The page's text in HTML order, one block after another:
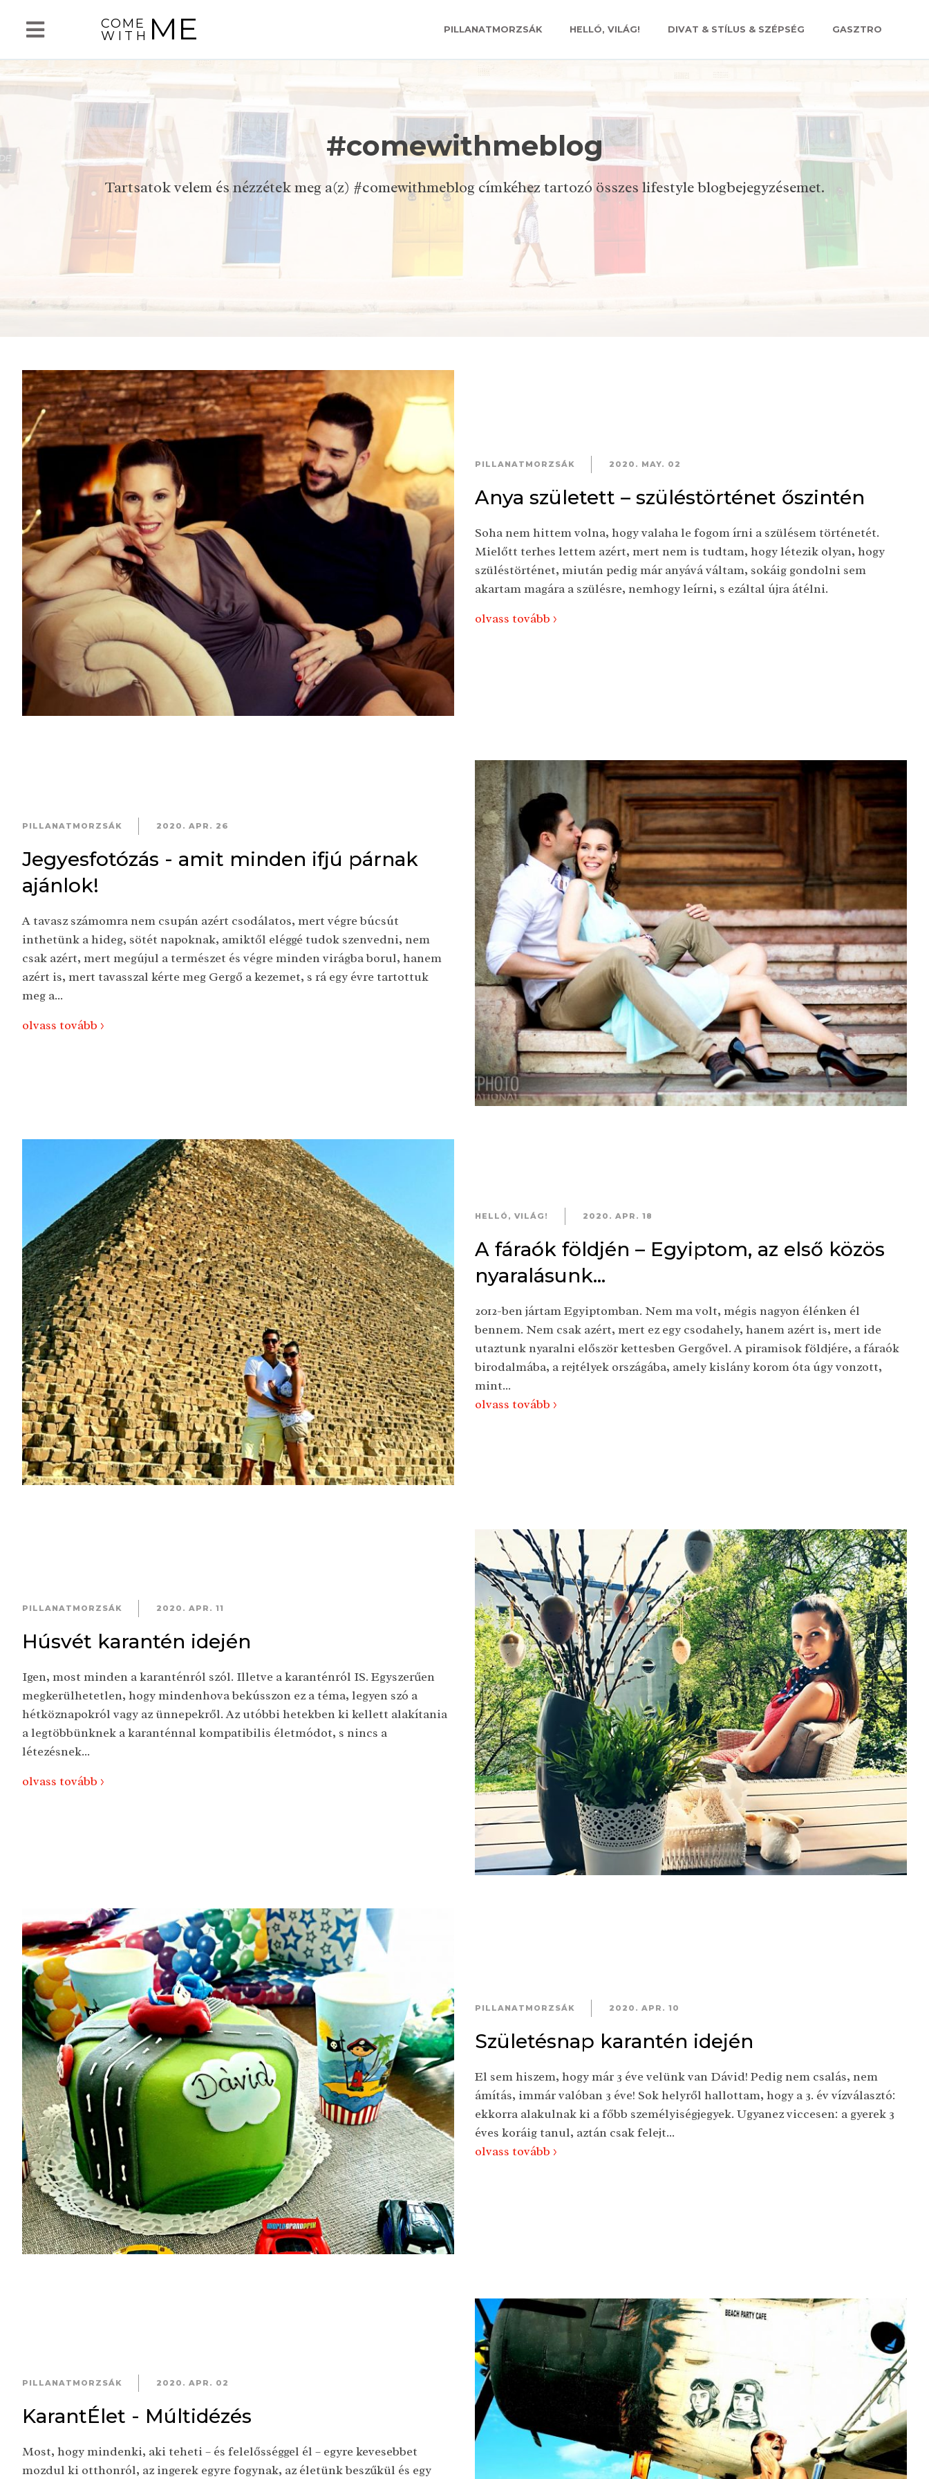
COME
WITH ME PILLANATMORZSÁK HELLÓ, VILÁG! DIVAT & STÍLUS & SZÉPSÉG GASZTRO
#comewithmeblog
Tartsatok velem és nézzétek meg a(z) #comewithmeblog címkéhez tartozó összes lifestyle blogbejegyzésemet.
PILLANATMORZSÁK 2020. MAY. 02
Anya született – szüléstörténet őszintén
Soha nem hittem volna, hogy valaha le fogom írni a szülésem történetét.
Mielőtt terhes lettem azért, mert nem is tudtam, hogy létezik olyan, hogy
szüléstörténet, miután pedig már anyává váltam, sokáig gondolni sem
akartam magára a szülésre, nemhogy leírni, s ezáltal újra átélni.
olvass tovább >
PILLANATMORZSÁK 2020. APR. 26
Jegyesfotózás - amit minden ifjú párnak
ajánlok!
A tavasz számomra nem csupán azért csodálatos, mert végre búcsút
inthetünk a hideg, sötét napoknak, amiktől eléggé tudok szenvedni, nem
csak azért, mert megújul a természet és végre minden virágba borul, hanem
azért is, mert tavasszal kérte meg Gergő a kezemet, s rá egy évre tartottuk
meg a...
olvass tovább >
HELLÓ, VILÁG! 2020. APR. 18
A fáraók földjén – Egyiptom, az első közös
nyaralásunk...
2012-ben jártam Egyiptomban. Nem ma volt, mégis nagyon élénken él
bennem. Nem csak azért, mert ez egy csodahely, hanem azért is, mert ide
utaztunk nyaralni először kettesben Gergővel. A piramisok földjére, a fáraók
birodalmába, a rejtélyek országába, amely kislány korom óta úgy vonzott,
mint...
olvass tovább >
PILLANATMORZSÁK 2020. APR. 11
Húsvét karantén idején
Igen, most minden a karanténról szól. Illetve a karanténról IS. Egyszerűen
megkerülhetetlen, hogy mindenhova bekússzon ez a téma, legyen szó a
hétköznapokról vagy az ünnepekről. Az utóbbi hetekben ki kellett alakítania
a legtöbbünknek a karanténnal kompatibilis életmódot, s nincs a
létezésnek...
olvass tovább >
PILLANATMORZSÁK 2020. APR. 10
Születésnap karantén idején
El sem hiszem, hogy már 3 éve velünk van Dávid! Pedig nem csalás, nem
ámítás, immár valóban 3 éve! Sok helyről hallottam, hogy a 3. év vízválasztó:
ekkorra alakulnak ki a főbb személyiségjegyek. Ugyanez viccesen: a gyerek 3
éves koráig tanul, aztán csak felejt...
olvass tovább >
PILLANATMORZSÁK 2020. APR. 02
KarantÉlet - Múltidézés
Most, hogy mindenki, aki teheti – és felelősséggel él – egyre kevesebbet
mozdul ki otthonról, az ingerek egyre fogynak, az életünk beszűkül és egy